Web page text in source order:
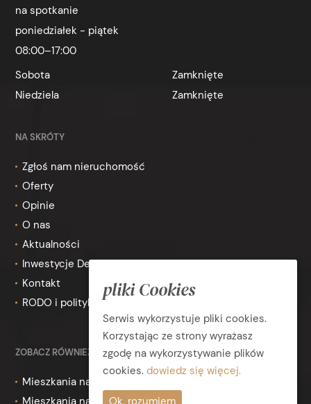
na spotkanie
poniedziałek - piątek
08:00–17:00
Sobota
Zamknięte
Niedziela
Zamknięte
NA SKRÓTY
Zgłoś nam nieruchomość
Oferty
Opinie
O nas
Aktualności
Inwestycje Deweloperskie
Kontakt
RODO i polityka prywatności
ZOBACZ RÓWNIEŻ
Mieszkania na wynajem Toruń
Mieszkania na sprzedaż Toruń
pliki Cookies
Serwis wykorzystuje pliki cookies.
Korzystając ze strony wyrażasz
zgodę na wykorzystywanie plików
cookies. dowiedz się więcej.
Ok, rozumiem